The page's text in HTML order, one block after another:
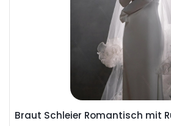
Braut Schleier Romantisch mit